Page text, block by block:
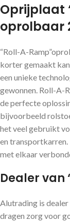
Oprijplaat
oprolbaar
“Roll-A-
korter gemaakt
een unieke
gewonnen. Roll-A-
de perfecte
bijvoorbeeld
het veel gebruikt
en transportkarren.
met elkaar
Dealer van
Alutrading is dealer
dragen zorg voor